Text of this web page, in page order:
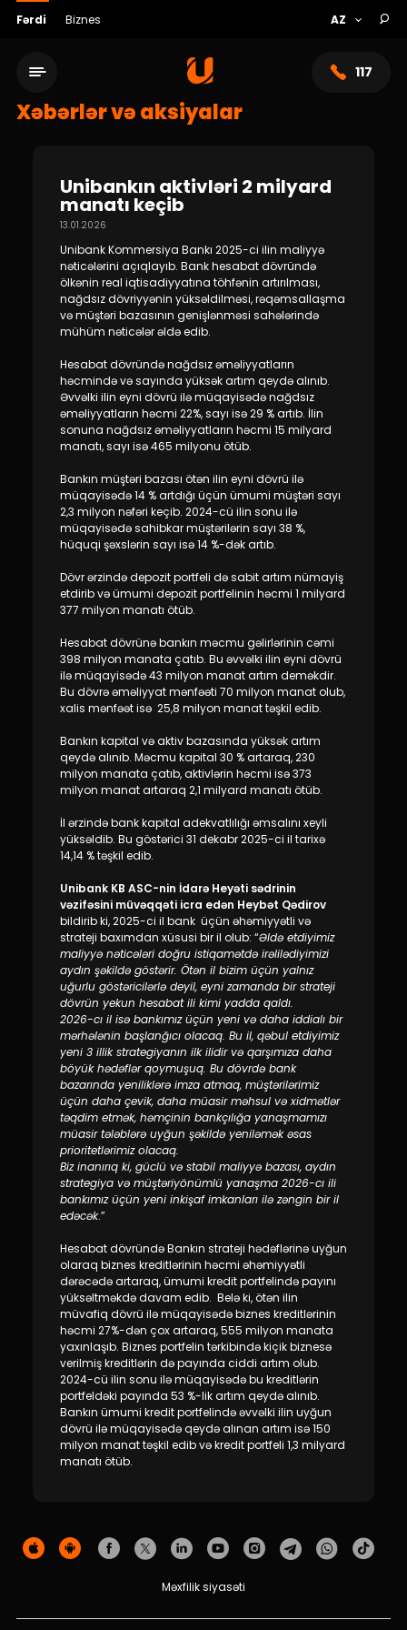
Fərdi Biznes
117
Xidmət şəbəkəsi
Bank haqqında
Dayanıqlılıq
Tariflər
İnsan Resursları
Əlaqə və təkliflər
F.A.Q
Xəbərlər və aksiyalar
Unibankın aktivləri 2 milyard
manatı keçib
13.01.2026
Unibank Kommersiya Bankı 2025-ci ilin maliyyə
nəticələrini açıqlayıb. Bank hesabat dövründə
ölkənin real iqtisadiyyatına töhfənin artırılması,
nağdsız dövriyyənin yüksəldilməsi, rəqəmsallaşma
və müştəri bazasının genişlənməsi sahələrində
mühüm nəticələr əldə edib.
Hesabat dövründə nağdsız əməliyyatların
həcmində və sayında yüksək artım qeydə alınıb.
Əvvəlki ilin eyni dövrü ilə müqayisədə nağdsız
əməliyyatların həcmi 22%, sayı isə 29 % artıb. İlin
sonuna nağdsız əməliyyatların həcmi 15 milyard
manatı, sayı isə 465 milyonu ötüb.
Bankın müştəri bazası ötən ilin eyni dövrü ilə
müqayisədə 14 % artdığı üçün ümumi müştəri sayı
2,3 milyon nəfəri keçib. 2024-cü ilin sonu ilə
müqayisədə sahibkar müştərilərin sayı 38 %,
hüquqi şəxslərin sayı isə 14 %-dək artıb.
Dövr ərzində depozit portfeli də sabit artım nümayiş
etdirib və ümumi depozit portfelinin həcmi 1 milyard
377 milyon manatı ötüb.
Hesabat dövrünə bankın məcmu gəlirlərinin cəmi
398 milyon manata çatıb. Bu əvvəlki ilin eyni dövrü
ilə müqayisədə 43 milyon manat artım deməkdir.
Bu dövrə əməliyyat mənfəəti 70 milyon manat olub,
xalis mənfəət isə 25,8 milyon manat təşkil edib.
Bankın kapital və aktiv bazasında yüksək artım
qeydə alınıb. Məcmu kapital 30 % artaraq, 230
milyon manata çatıb, aktivlərin həcmi isə 373
milyon manat artaraq 2,1 milyard manatı ötüb.
İl ərzində bank kapital adekvatlılığı əmsalını xeyli
yüksəldib. Bu göstərici 31 dekabr 2025-ci il tarixə
14,14 % təşkil edib.
Unibank KB ASC-nin İdarə Heyəti sədrinin
vəzifəsini müvəqqəti icra edən Heybət Qədirov
bildirib ki, 2025-ci il bank üçün əhəmiyyətli və
strateji baxımdan xüsusi bir il olub: “Əldə etdiyimiz
maliyyə nəticələri doğru istiqamətdə irəlilədiyimizi
aydın şəkildə göstərir. Ötən il bizim üçün yalnız
uğurlu göstəricilərlə deyil, eyni zamanda bir strateji
dövrün yekun hesabat ili kimi yadda qaldı.
2026-cı il isə bankımız üçün yeni və daha iddialı bir
mərhələnin başlanğıcı olacaq. Bu il, qəbul etdiyimiz
yeni 3 illik strategiyanın ilk ilidir və qarşımıza daha
böyük hədəflər qoymuşuq. Bu dövrdə bank
bazarında yeniliklərə imza atmaq, müştərilərimiz
üçün daha çevik, daha müasir məhsul və xidmətlər
təqdim etmək, həmçinin bankçılığa yanaşmamızı
müasir tələblərə uyğun şəkildə yeniləmək əsas
prioritetlərimiz olacaq.
Biz inanırıq ki, güclü və stabil maliyyə bazası, aydın
strategiya və müştəriyönümlü yanaşma 2026-cı ili
bankımız üçün yeni inkişaf imkanları ilə zəngin bir il
edəcək.”
Hesabat dövründə Bankın strateji hədəflərinə uyğun
olaraq biznes kreditlərinin həcmi əhəmiyyətli
dərəcədə artaraq, ümumi kredit portfelində payını
yüksəltməkdə davam edib. Belə ki, ötən ilin
müvafiq dövrü ilə müqayisədə biznes kreditlərinin
həcmi 27%-dən çox artaraq, 555 milyon manata
yaxınlaşıb. Biznes portfelin tərkibində kiçik biznesə
verilmiş kreditlərin də payında ciddi artım olub.
2024-cü ilin sonu ilə müqayisədə bu kreditlərin
portfeldəki payında 53 %-lik artım qeydə alınıb.
Bankın ümumi kredit portfelində əvvəlki ilin uyğun
dövrü ilə müqayisədə qeydə alınan artım isə 150
milyon manat təşkil edib və kredit portfeli 1,3 milyard
manatı ötüb.
Məxfilik siyasəti